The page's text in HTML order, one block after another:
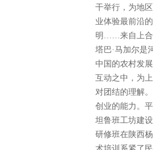
干举行，为地
业体验最前沿
明……来自上合
塔巴·马加尔是
中国的农村发
互动之中，为
对团结的理解
创业的能力。
坦鲁班工坊建
研修班在陕西